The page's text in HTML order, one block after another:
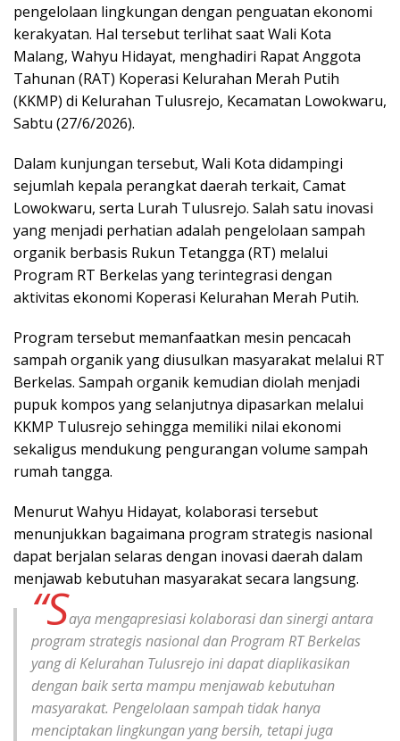
pengelolaan lingkungan dengan penguatan ekonomi
kerakyatan. Hal tersebut terlihat saat Wali Kota
Malang, Wahyu Hidayat, menghadiri Rapat Anggota
Tahunan (RAT) Koperasi Kelurahan Merah Putih
(KKMP) di Kelurahan Tulusrejo, Kecamatan Lowokwaru,
Sabtu (27/6/2026).
Dalam kunjungan tersebut, Wali Kota didampingi
sejumlah kepala perangkat daerah terkait, Camat
Lowokwaru, serta Lurah Tulusrejo. Salah satu inovasi
yang menjadi perhatian adalah pengelolaan sampah
organik berbasis Rukun Tetangga (RT) melalui
Program RT Berkelas yang terintegrasi dengan
aktivitas ekonomi Koperasi Kelurahan Merah Putih.
Program tersebut memanfaatkan mesin pencacah
sampah organik yang diusulkan masyarakat melalui RT
Berkelas. Sampah organik kemudian diolah menjadi
pupuk kompos yang selanjutnya dipasarkan melalui
KKMP Tulusrejo sehingga memiliki nilai ekonomi
sekaligus mendukung pengurangan volume sampah
rumah tangga.
Menurut Wahyu Hidayat, kolaborasi tersebut
menunjukkan bagaimana program strategis nasional
dapat berjalan selaras dengan inovasi daerah dalam
menjawab kebutuhan masyarakat secara langsung.
“Saya mengapresiasi kolaborasi dan sinergi antara
program strategis nasional dan Program RT Berkelas
yang di Kelurahan Tulusrejo ini dapat diaplikasikan
dengan baik serta mampu menjawab kebutuhan
masyarakat. Pengelolaan sampah tidak hanya
menciptakan lingkungan yang bersih, tetapi juga